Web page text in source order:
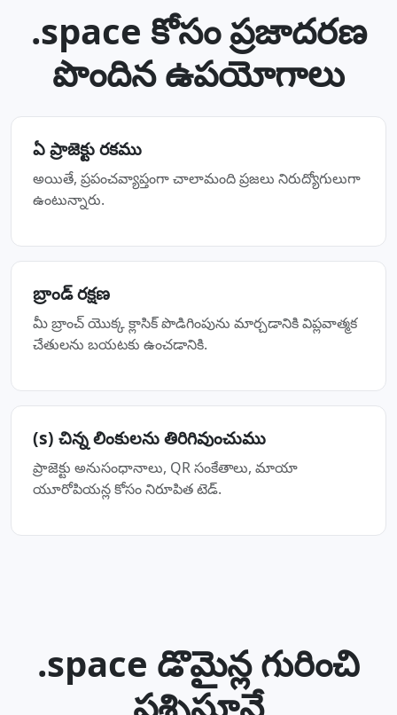
.space కోసం ప్రజాదరణ
పొందిన ఉపయోగాలు
ఏ ప్రాజెక్టు రకము
అయితే, ప్రపంచవ్యాప్తంగా చాలామంది ప్రజలు నిరుద్యోగులుగా
ఉంటున్నారు.
బ్రాండ్ రక్షణ
మీ బ్రాంచ్ యొక్క క్లాసిక్ పొడిగింపును మార్చడానికి విప్లవాత్మక
చేతులను బయటకు ఉంచడానికి.
(s) చిన్న లింకులను తిరిగివుంచుము
ప్రాజెక్టు అనుసంధానాలు, QR సంకేతాలు, మాయా
యూరోపియన్ల కోసం నిరూపిత టెడ్‌.
.space డొమైన్ల గురించి